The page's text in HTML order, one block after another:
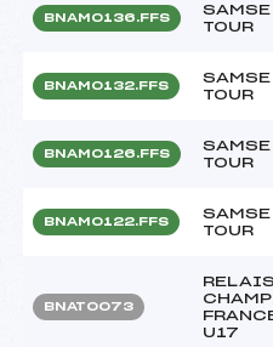
BNAM0136.FFS
SAMSE
TOUR
BNAM0132.FFS
SAMSE
TOUR
BNAM0126.FFS
TOUR
BNAM0122.FFS
TOUR
BNAT0073
U17